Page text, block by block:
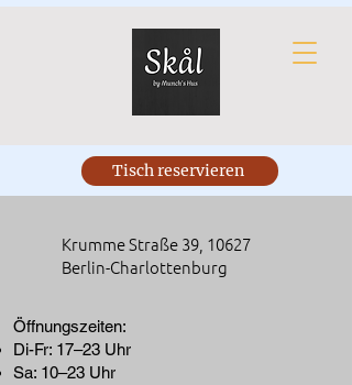
Tisch reservieren
Krumme Straße 39, 10627
Berlin-Charlottenburg
Öffnungszeiten:
Di-Fr: 17–23 Uhr
Sa: 10–23 Uhr